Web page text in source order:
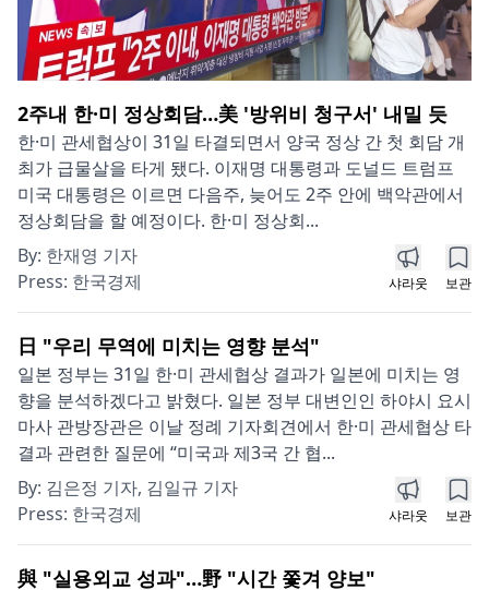
2주내 한·미 정상회담…美 '방위비 청구서' 내밀 듯
한·미 관세협상이 31일 타결되면서 양국 정상 간 첫 회담 개
최가 급물살을 타게 됐다. 이재명 대통령과 도널드 트럼프
미국 대통령은 이르면 다음주, 늦어도 2주 안에 백악관에서
정상회담을 할 예정이다. 한·미 정상회...
By: 한재영 기자
Press: 한국경제 샤라웃 보관
日 "우리 무역에 미치는 영향 분석"
일본 정부는 31일 한·미 관세협상 결과가 일본에 미치는 영
향을 분석하겠다고 밝혔다. 일본 정부 대변인인 하야시 요시
마사 관방장관은 이날 정례 기자회견에서 한·미 관세협상 타
결과 관련한 질문에 “미국과 제3국 간 협...
By: 김은정 기자, 김일규 기자
Press: 한국경제 샤라웃 보관
與 "실용외교 성과"…野 "시간 쫓겨 양보"